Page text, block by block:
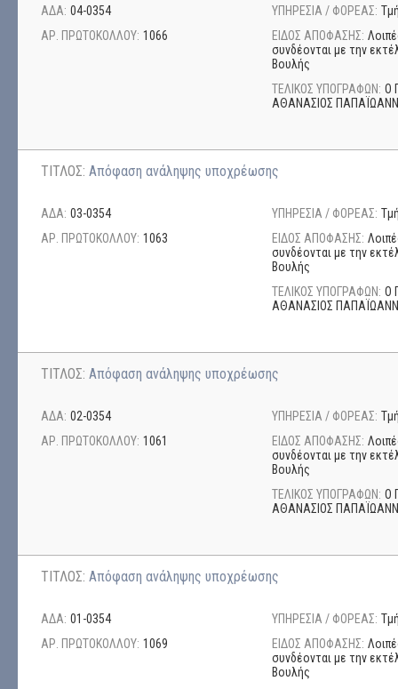
ΑΔΑ: 04-0354
ΑΡ. ΠΡΩΤΟΚΟΛΛΟΥ: 1066
ΥΠΗΡΕΣΙΑ / ΦΟΡΕΑΣ:
ΕΙΔΟΣ ΑΠΟΦΑΣΗΣ:
συνδέονται με την
Βουλής
ΤΕΛΙΚΟΣ ΥΠΟΓΡΑΦΩΝ: Ο
ΑΘΑΝΑΣΙΟΣ
ΤΙΤΛΟΣ: Απόφαση ανάληψης υποχρέωσης
ΑΔΑ: 03-0354
ΑΡ. ΠΡΩΤΟΚΟΛΛΟΥ: 1063
ΥΠΗΡΕΣΙΑ / ΦΟΡΕΑΣ:
ΕΙΔΟΣ ΑΠΟΦΑΣΗΣ:
συνδέονται με την
Βουλής
ΤΕΛΙΚΟΣ ΥΠΟΓΡΑΦΩΝ: Ο
ΑΘΑΝΑΣΙΟΣ
ΤΙΤΛΟΣ: Απόφαση ανάληψης υποχρέωσης
ΑΔΑ: 02-0354
ΑΡ. ΠΡΩΤΟΚΟΛΛΟΥ: 1061
ΥΠΗΡΕΣΙΑ / ΦΟΡΕΑΣ:
ΕΙΔΟΣ ΑΠΟΦΑΣΗΣ:
συνδέονται με την
Βουλής
ΤΕΛΙΚΟΣ ΥΠΟΓΡΑΦΩΝ: Ο
ΑΘΑΝΑΣΙΟΣ
ΤΙΤΛΟΣ: Απόφαση ανάληψης υποχρέωσης
ΑΔΑ: 01-0354
ΑΡ. ΠΡΩΤΟΚΟΛΛΟΥ: 1069
ΥΠΗΡΕΣΙΑ / ΦΟΡΕΑΣ:
ΕΙΔΟΣ ΑΠΟΦΑΣΗΣ:
συνδέονται με την
Βουλής